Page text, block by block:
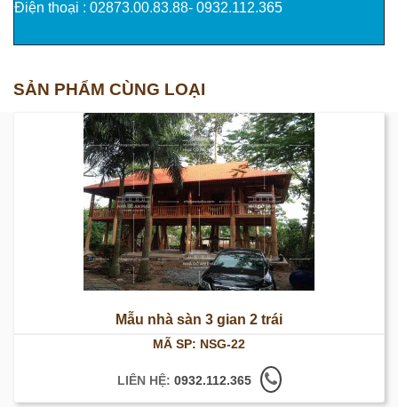
Điện thoại : 02873.00.83.88- 0932.112.365
SẢN PHẨM CÙNG LOẠI
Mẫu nhà sàn 3 gian 2 trái
MÃ SP: NSG-22
LIÊN HỆ: 0932.112.365